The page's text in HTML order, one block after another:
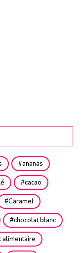
ananas
cacao
Caramel
chocolat blanc
alimentaire